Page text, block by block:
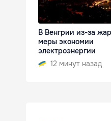
В Венгрии из-за
меры экономии
электроэнергии
12 минут назад